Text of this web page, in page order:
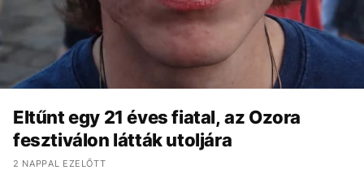
Eltűnt egy 21 éves fiatal, az Ozora
fesztiválon látták utoljára
2 NAPPAL EZELŐTT